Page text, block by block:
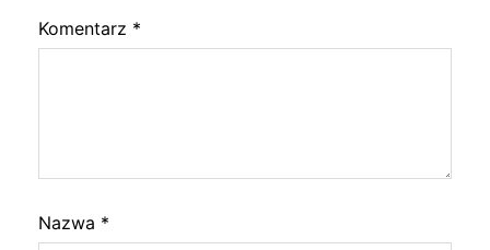
Komentarz *
Nazwa *